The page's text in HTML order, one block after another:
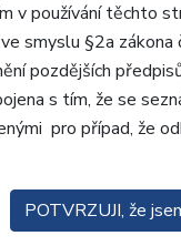
• Dvouvrstvé
zub.• Díky
Kód produktu:
v používání těchto
smyslu §2a
pozdějších
s tím, že se
pro případ, že
POTVRZUJI, že